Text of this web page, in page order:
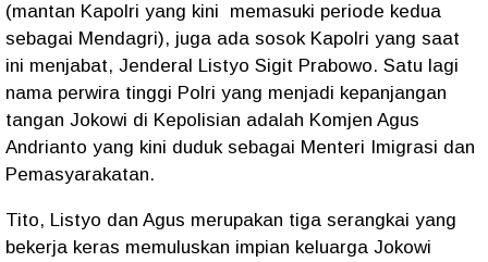
(mantan Kapolri yang kini memasuki periode kedua
sebagai Mendagri), juga ada sosok Kapolri yang saat
ini menjabat, Jenderal Listyo Sigit Prabowo. Satu lagi
nama perwira tinggi Polri yang menjadi kepanjangan
tangan Jokowi di Kepolisian adalah Komjen Agus
Andrianto yang kini duduk sebagai Menteri Imigrasi dan
Pemasyarakatan.
Tito, Listyo dan Agus merupakan tiga serangkai yang
bekerja keras memuluskan impian keluarga Jokowi